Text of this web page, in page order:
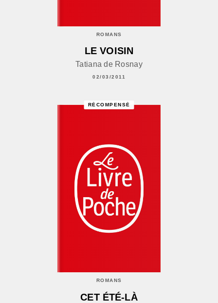
ROMANS
LE VOISIN
Tatiana de Rosnay
02/03/2011
RÉCOMPENSÉ
ROMANS
CET ÉTÉ-LÀ